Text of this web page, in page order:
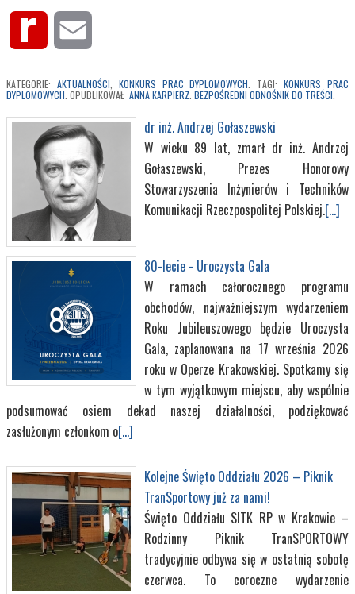
Rediff
KATEGORIE: AKTUALNOŚCI KONKURS PRAC DYPLOMOWYCH . TAGI:KONKURS PRAC
DYPLOMOWYCH . OPUBLIKOWAŁ: ANNA KARPIERZ BEZPOŚREDNI ODNOŚNIK DO TREŚCI
dr inż. Andrzej Gołaszewski
W wieku 89 lat, zmarł dr inż. Andrzej
Gołaszewski, Prezes Honorowy
Stowarzyszenia Inżynierów i Techników
Komunikacji Rzeczpospolitej Polskiej.[...]
80-lecie - Uroczysta Gala
W ramach całorocznego programu
obchodów, najważniejszym wydarzeniem
Roku Jubileuszowego będzie Uroczysta
Gala, zaplanowana na 17 września 2026
roku w Operze Krakowskiej. Spotkamy się
w tym wyjątkowym miejscu, aby wspólnie
podsumować osiem dekad naszej działalności, podziękować
zasłużonym członkom o[...]
Kolejne Święto Oddziału 2026 – Piknik
TranSportowy już za nami!
Święto Oddziału SITK RP w Krakowie –
Rodzinny Piknik TranSPORTOWY
tradycyjnie odbywa się w ostatnią sobotę
czerwca. To coroczne wydarzenie